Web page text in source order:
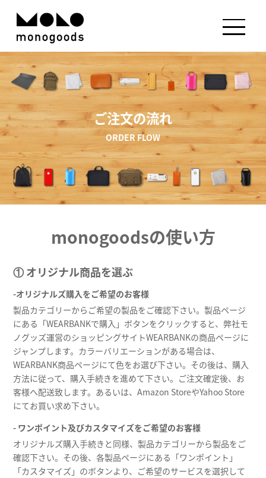
ご注文の流れ
ORDER FLOW
monogoodsの使い方
① オリジナル商品を選ぶ
-オリジナルズ購入をご希望のお客様
製品カテゴリーからご希望の製品をご確認下さい。製品ページ
にある「WEARBANKで購入」ボタンをクリックすると、弊社モ
ノグッズ運営のショッピングサイトWEARBANKの商品ページに
ジャンプします。カラーバリエーションがある場合は、
WEARBANK商品ページにて色をお選び下さい。その後は、購入
方法に従って、購入手続きを進めて下さい。ご注文確定後、お
客様へ配送致します。あるいは、Amazon StoreやYahoo Store
にてお買い求め下さい。
- ワンポイント及びカスタマイズをご希望のお客様
オリジナルズ購入手続きと同様、製品カテゴリーから製品をご
確認下さい。その後、各製品ページにある「ワンポイント」
「カスタマイズ」のボタンより、ご希望のサービスを選択して